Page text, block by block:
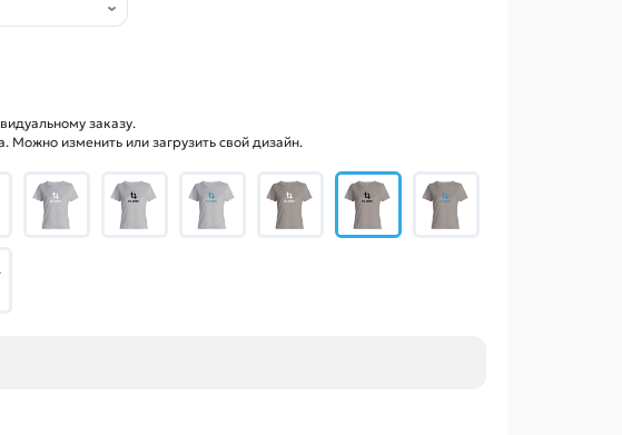
заказу.
изменить или загрузить свой дизайн.